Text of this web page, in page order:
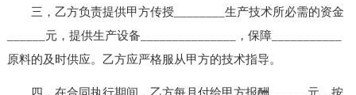
三，乙方负责提供甲方传授________生产技术所必需的资金
______元，提供生产设备_______________，保障___________
原料的及时供应。乙方应严格服从甲方的技术指导。